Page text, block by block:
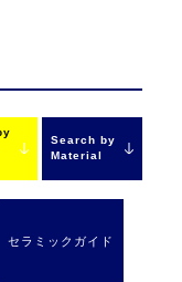
Search by
Material
セラミックガイド